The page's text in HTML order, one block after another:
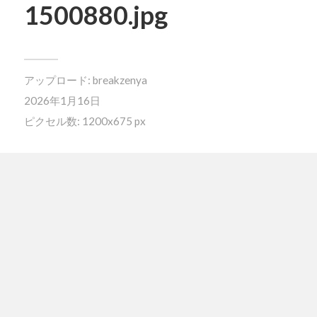
1500880.jpg
アップロード: breakzenya
2026年1月16日
ピクセル数: 1200x675 px